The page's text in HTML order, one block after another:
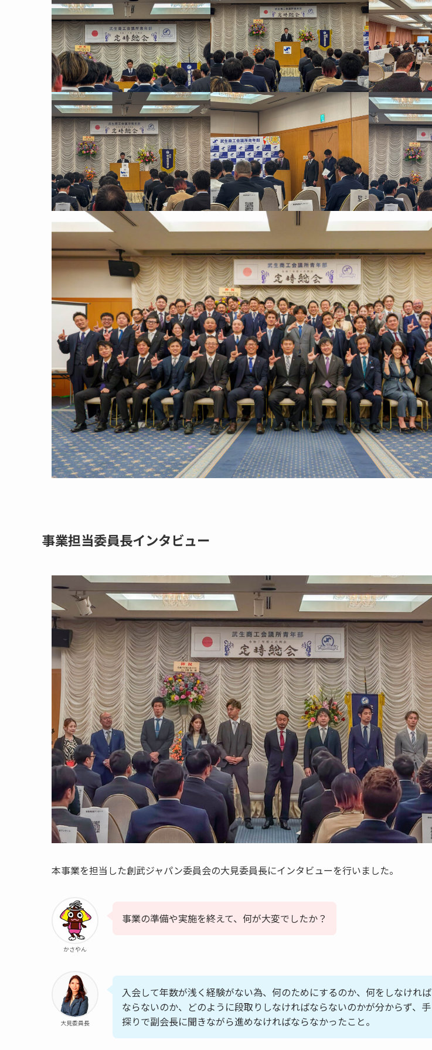
事業担当委員長インタビュー
本事業を担当した創武ジャパン委員会の大見委員長にインタビューを行いました。
かさやん
事業の準備や実施を終えて、何が大変でしたか？
大見委員長
入会して年数が浅く経験がない為、何のためにするのか、何をしなければ
ならないのか、どのように段取りしなければならないのかが分からず、手
探りで副会長に聞きながら進めなければならなかったこと。